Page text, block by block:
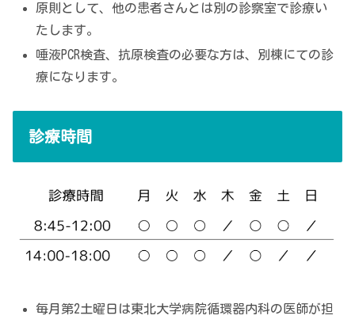
原則として、他の患者さんとは別の診察室で診療い
たします。
唾液PCR検査、抗原検査の必要な方は、別棟にての診
療になります。
診療時間
毎月第2土曜日は東北大学病院循環器内科の医師が担